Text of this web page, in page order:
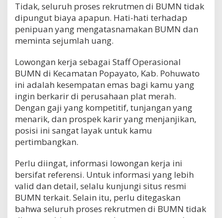
Tidak, seluruh proses rekrutmen di BUMN tidak
dipungut biaya apapun. Hati-hati terhadap
penipuan yang mengatasnamakan BUMN dan
meminta sejumlah uang.
Lowongan kerja sebagai Staff Operasional
BUMN di Kecamatan Popayato, Kab. Pohuwato
ini adalah kesempatan emas bagi kamu yang
ingin berkarir di perusahaan plat merah.
Dengan gaji yang kompetitif, tunjangan yang
menarik, dan prospek karir yang menjanjikan,
posisi ini sangat layak untuk kamu
pertimbangkan.
Perlu diingat, informasi lowongan kerja ini
bersifat referensi. Untuk informasi yang lebih
valid dan detail, selalu kunjungi situs resmi
BUMN terkait. Selain itu, perlu ditegaskan
bahwa seluruh proses rekrutmen di BUMN tidak